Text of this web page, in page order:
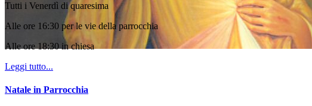
Tutti i Venerdì di quaresima
Alle ore 16:30 per le vie della parrocchia
Alle ore 18:30 in chiesa
Leggi tutto...
Natale in Parrocchia